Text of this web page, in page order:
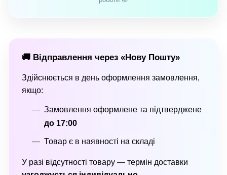
🚚 Відправлення через «Нову Пошту»
Здійснюється в день оформлення замовлення,
якщо:
Замовлення оформлене та підтверджене
до 17:00
Товар є в наявності на складі
У разі відсутності товару — термін доставки